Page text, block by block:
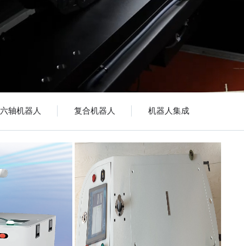
六轴机器人 复合机器人 机器人集成